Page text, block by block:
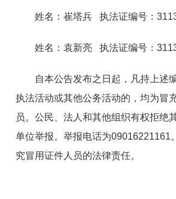
姓名：崔塔兵 执法证编号：
姓名：袁新亮 执法证编号：
自本公告发布之日起，凡持上述
执法活动或其他公务活动的，均为冒
员。公民、法人和其他组织有权拒绝
单位举报。举报电话为09016221161
究冒用证件人员的法律责任。